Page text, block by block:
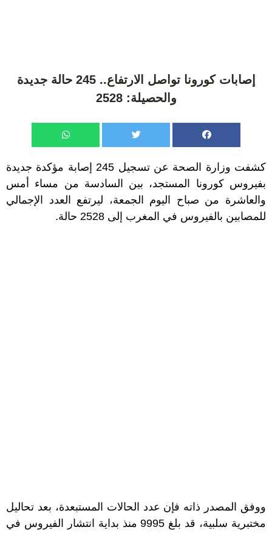
إصابات كورونا تواصل الارتفاع.. 245 حالة جديدة
والحصيلة: 2528
كشفت وزارة الصحة عن تسجيل 245 إصابة مؤكدة جديدة
بفيروس كورونا المستجد، بين السادسة من مساء أمس
والعاشرة من صباح اليوم الجمعة، ليرتفع العدد الإجمالي
للمصابين بالفيروس في المغرب إلى 2528 حالة.
ووفق المصدر ذاته فإن عدد الحالات المستبعدة، بعد تحاليل
مختبرية سلبية، قد بلغ 9995 منذ بداية انتشار الفيروس في